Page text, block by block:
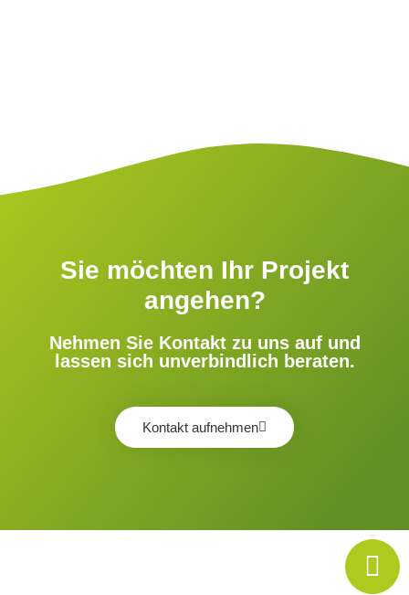
Sie möchten Ihr Projekt
angehen?
Nehmen Sie Kontakt zu uns auf und
lassen sich unverbindlich beraten.
Kontakt aufnehmen